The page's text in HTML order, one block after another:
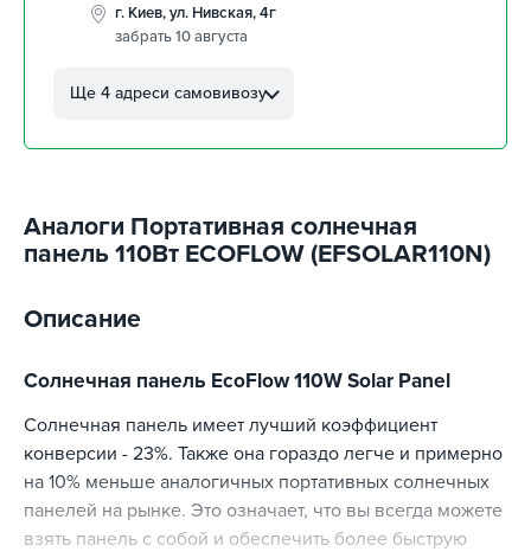
г. Киев, ул. Нивская, 4г
забрать 10 августа
Автолюбителей, 8а
г. Кропивницкий, Клинцовский
г. Киев, пр.Николая Бажана, 26
забрать 10 августа
забрать 10 августа
Ще 4 адреси самовивозу
Аналоги Портативная солнечная
панель 110Вт ECOFLOW (EFSOLAR110N)
Описание
Солнечная панель EcoFlow 110W Solar Panel
Солнечная панель имеет лучший коэффициент
конверсии - 23%. Также она гораздо легче и примерно
на 10% меньше аналогичных портативных солнечных
панелей на рынке. Это означает, что вы всегда можете
взять панель с собой и обеспечить более быструю